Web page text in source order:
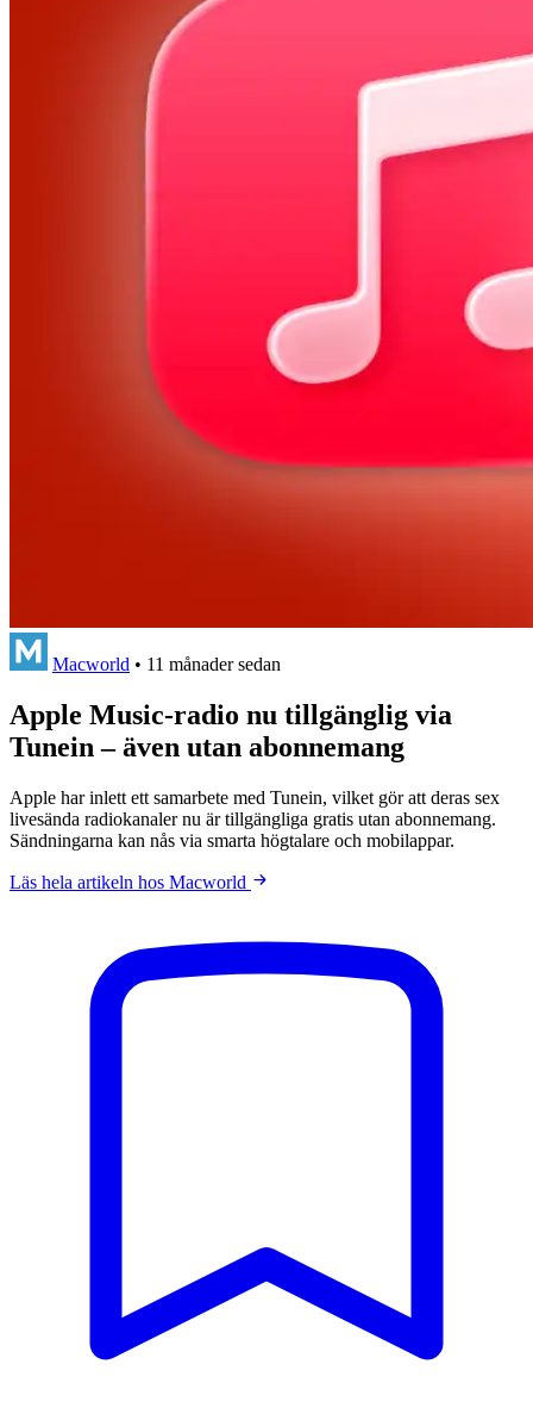
Macworld • 11 månader sedan
Apple Music-radio nu tillgänglig via
Tunein – även utan abonnemang
Apple har inlett ett samarbete med Tunein, vilket gör att deras sex
livesända radiokanaler nu är tillgängliga gratis utan abonnemang.
Sändningarna kan nås via smarta högtalare och mobilappar.
Läs hela artikeln hos Macworld